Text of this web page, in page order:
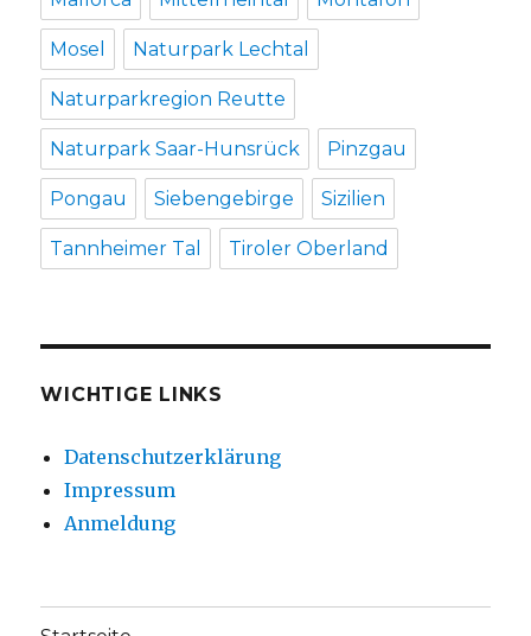
Mosel Naturpark Lechtal
Naturparkregion Reutte
Naturpark Saar-Hunsrück Pinzgau
Pongau Siebengebirge Sizilien
Tannheimer Tal Tiroler Oberland
WICHTIGE LINKS
Datenschutzerklärung
Impressum
Anmeldung